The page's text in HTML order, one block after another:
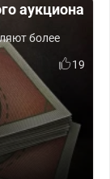
аукциона
более
19